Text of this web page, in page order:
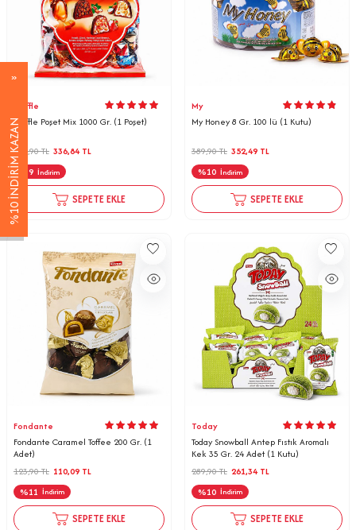
%10 İNDİRİM KAZAN
Truffle
Truffle Poşet Mix 1000 Gr. (1 Poşet)
369,90TL 336,84TL
9 İndirim
SEPETE EKLE
My
My Honey 8 Gr. 100 lü (1 Kutu)
389,90TL 352,49 TL
%10 İndirim
SEPETE EKLE
Fondante
Fondante Caramel Toffee 200 Gr. (1
Adet)
123,90TL 110,09 TL
%11 İndirim
SEPETE EKLE
Today
Today Snowball Antep Fıstık Aromalı
Kek 35 Gr. 24 Adet (1 Kutu)
289,90TL 261,34TL
%10 İndirim
SEPETE EKLE